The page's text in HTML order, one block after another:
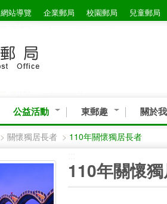
網站導覽 企業郵局 校園郵局 兒童郵局
公益活動 東郵趣 關於
> 關懷獨居長者 > 110年關懷獨居長者
110年關懷